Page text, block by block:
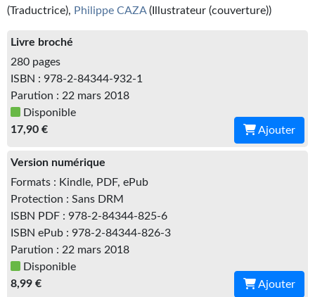
Kvasar
Pulps
Wotan
Étoiles vives
Yellow Submarine
NUMÉRIQUE
Romans et recueils
Une Heure-Lumière
Nouvelles
Bifrost
(Traductrice), Philippe CAZA(Illustrateur (couverture))
Livre broché
280 pages
ISBN : 978-2-84344-932-1
Parution : 22 mars 2018
Disponible
17,90 €
Ajouter
Version numérique
Formats : Kindle, PDF, ePub
Protection : Sans DRM
ISBN PDF : 978-2-84344-825-6
ISBN ePub : 978-2-84344-826-3
Parution : 22 mars 2018
Disponible
8,99 €
Ajouter